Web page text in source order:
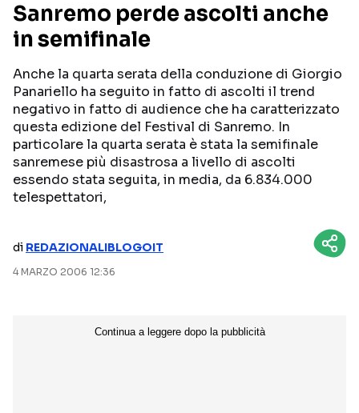
CANALI TV
PROGRAMMI TV
PERSONAGGI TV
SERIE TV
FICTION
Streaming
NETFLIX
AMAZON PRIME VIDEO
MEDIASET INFINITY
Sanremo perde ascolti anche
in semifinale
Anche la quarta serata della conduzione di Giorgio
Panariello ha seguito in fatto di ascolti il trend
negativo in fatto di audience che ha caratterizzato
questa edizione del Festival di Sanremo. In
particolare la quarta serata è stata la semifinale
sanremese più disastrosa a livello di ascolti
essendo stata seguita, in media, da 6.834.000
telespettatori,
di REDAZIONALIBLOGOIT
4 MARZO 2006 12:36